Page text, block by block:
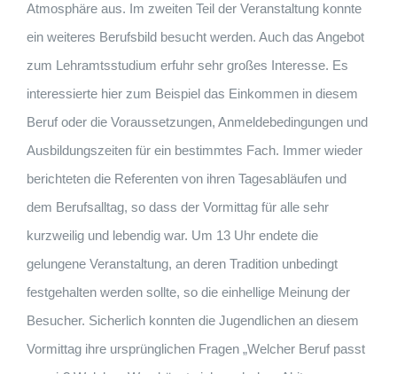
Atmosphäre aus. Im zweiten Teil der Veranstaltung konnte
ein weiteres Berufsbild besucht werden. Auch das Angebot
zum Lehramtsstudium erfuhr sehr großes Interesse. Es
interessierte hier zum Beispiel das Einkommen in diesem
Beruf oder die Voraussetzungen, Anmeldebedingungen und
Ausbildungszeiten für ein bestimmtes Fach. Immer wieder
berichteten die Referenten von ihren Tagesabläufen und
dem Berufsalltag, so dass der Vormittag für alle sehr
kurzweilig und lebendig war. Um 13 Uhr endete die
gelungene Veranstaltung, an deren Tradition unbedingt
festgehalten werden sollte, so die einhellige Meinung der
Besucher. Sicherlich konnten die Jugendlichen an diesem
Vormittag ihre ursprünglichen Fragen „Welcher Beruf passt